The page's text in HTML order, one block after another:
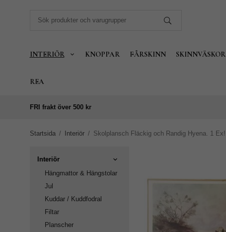
INTERIÖR KNOPPAR FÅRSKINN SKINNVÄSKOR
REA
FRI frakt över 500 kr
Startsida / Interiör / Skolplansch Fläckig och Randig Hyena. 1 Ex!
Interiör
Hängmattor & Hängstolar
Jul
Kuddar / Kuddfodral
Filtar
Planscher